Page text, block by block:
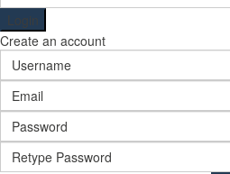
Login
Create an account